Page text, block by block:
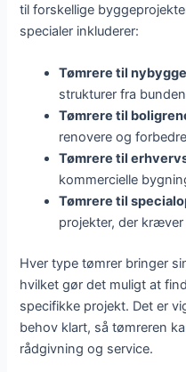
til forskellige
specialer inkluderer:
Tømrere til
strukturer fra
Tømrere til
renovere og
Tømrere til
kommercielle
Tømrere til
projekter, der
Hver type tømrer bringer
hvilket gør det muligt at
specifikke projekt. Det er
behov klart, så tømreren
rådgivning og service.